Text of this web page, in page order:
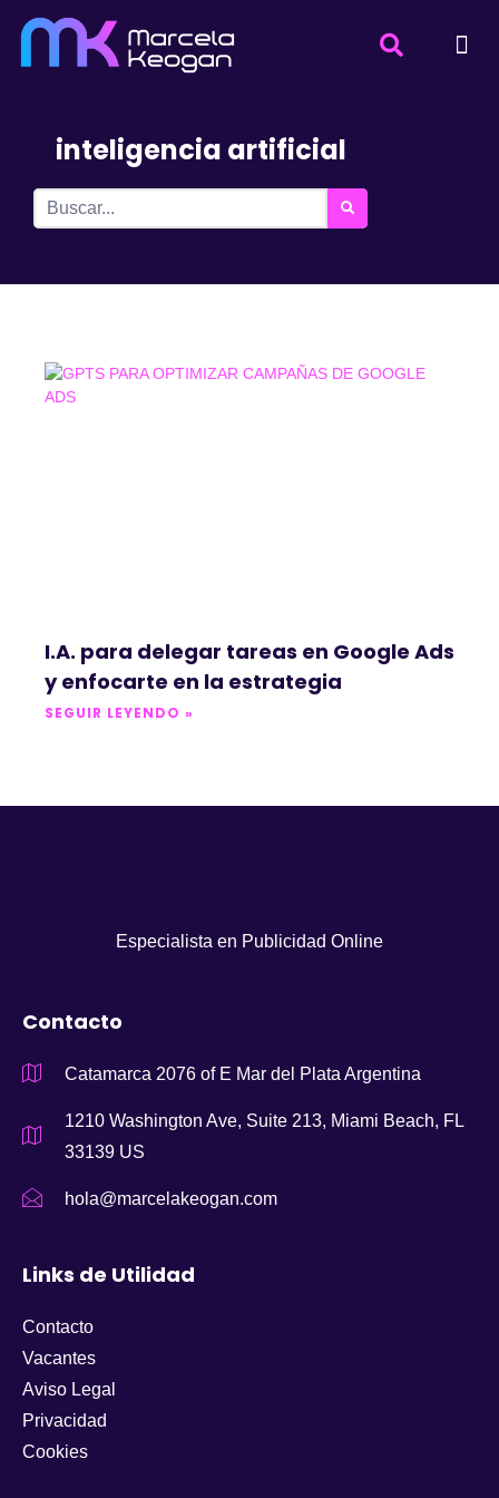
inteligencia artificial
I.A. para delegar tareas en Google Ads
y enfocarte en la estrategia
SEGUIR LEYENDO »
Especialista en Publicidad Online
Contacto
Catamarca 2076 of E Mar del Plata Argentina
1210 Washington Ave, Suite 213, Miami Beach, FL
33139 US
hola@marcelakeogan.com
Links de Utilidad
Contacto
Vacantes
Aviso Legal
Privacidad
Cookies